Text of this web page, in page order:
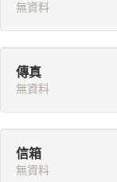
無資料
傳真
無資料
信箱
無資料